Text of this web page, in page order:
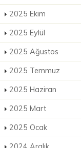
2025 Ekim
2025 Eylül
2025 Ağustos
2025 Temmuz
2025 Haziran
2025 Mart
2025 Ocak